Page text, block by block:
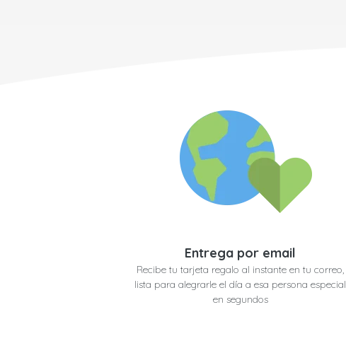
Entrega por email
Recibe tu tarjeta regalo al instante en tu correo,
lista para alegrarle el día a esa persona especial
en segundos